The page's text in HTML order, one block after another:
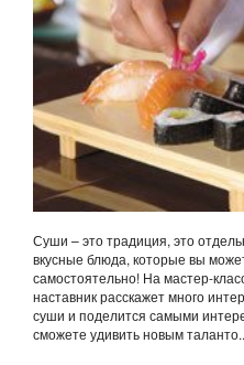
Суши – это традиция, это
вкусные блюда, которые вы
самостоятельно! На мастер-
наставник расскажет много
суши и поделится самыми
сможете удивить новым